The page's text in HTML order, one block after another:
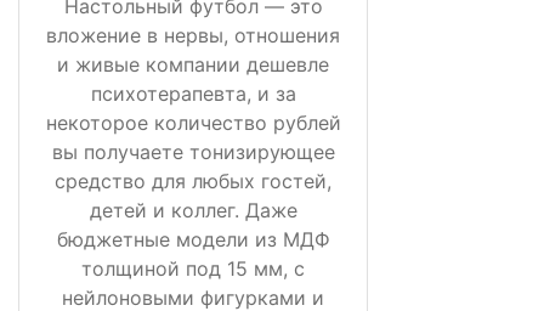
Настольный футбол — это
вложение в нервы, отношения
и живые компании дешевле
психотерапевта, и за
некоторое количество рублей
вы получаете тонизирующее
средство для любых гостей,
детей и коллег. Даже
бюджетные модели из МДФ
толщиной под 15 мм, с
нейлоновыми фигурками и